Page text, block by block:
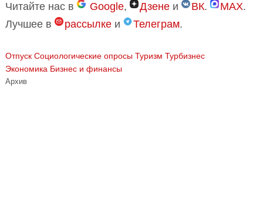
Читайте нас в Google, Дзене и ВК. MAX.
Лучшее в
рассылке и Телеграм.
Отпуск Социологические опросы Туризм Турбизнес
Экономика Бизнес и финансы
Архив